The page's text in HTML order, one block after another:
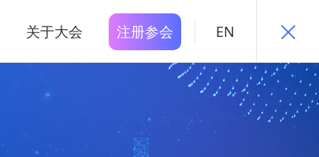
关于大会 注册参会 EN